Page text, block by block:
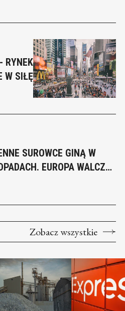
SUROWCE GINĄ W
EUROPA WALCZY
ZE ŚMIECI
RYNEK
W SIŁĘ
Zobacz wszystkie